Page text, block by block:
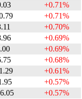
+0.71%
+0.71%
+0.70%
+0.69%
+0.69%
+0.68%
+0.61%
+0.57%
+0.57%